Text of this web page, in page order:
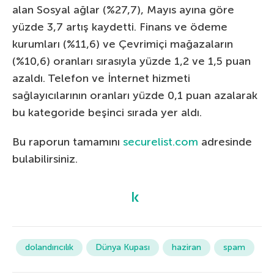
alan Sosyal ağlar (%27,7), Mayıs ayına göre
yüzde 3,7 artış kaydetti. Finans ve ödeme
kurumları (%11,6) ve Çevrimiçi mağazaların
(%10,6) oranları sırasıyla yüzde 1,2 ve 1,5 puan
azaldı. Telefon ve İnternet hizmeti
sağlayıcılarının oranları yüzde 0,1 puan azalarak
bu kategoride beşinci sırada yer aldı.
Bu raporun tamamını securelist.com adresinde
bulabilirsiniz.
dolandırıcılık Dünya Kupası haziran spam